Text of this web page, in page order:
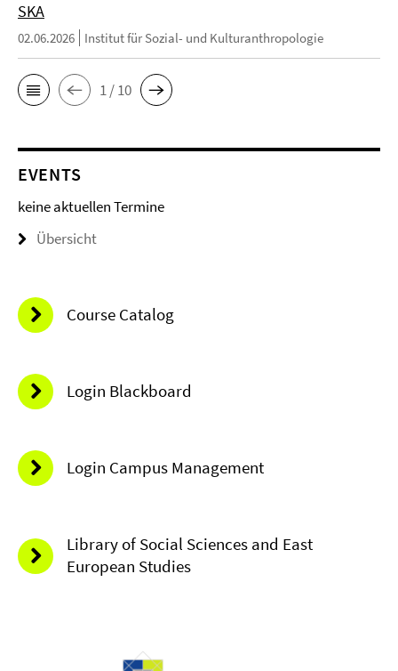
SKA
02.06.2026 Institut für Sozial- und Kulturanthropologie
1 / 10
EVENTS
keine aktuellen Termine
Übersicht
Course Catalog
Login Blackboard
Login Campus Management
Library of Social Sciences and East
European Studies